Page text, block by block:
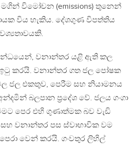
විමෝචන (emissions) තුනෙන්
විය හැකිය. දේශගුණ විපත්තිය
වනාන්තර යළි ඇති කල
කරයි. වනාන්තර ගත ජල පෝෂක
ජල එකතුව, පෙරීම සහ නියාමනය
බලපාන ප්‍රදේශ වේ. ජලය ගංගා
පෙර එහි ගුණාත්මක බව වැඩි
වනාන්තර පස ස්වාභාවික වම
වෙන් කරයි. ගංවතුර ලිහිල්